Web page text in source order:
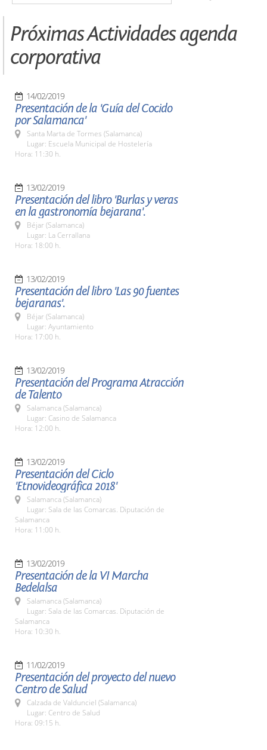
Próximas Actividades agenda
corporativa
14/02/2019
Presentación de la 'Guía del Cocido
por Salamanca'
Santa Marta de Tormes (Salamanca)
Lugar: Escuela Municipal de Hostelería
Hora: 11:30 h.
13/02/2019
Presentación del libro 'Burlas y veras
en la gastronomía bejarana'.
Béjar (Salamanca)
Lugar: La Cerrallana
Hora: 18:00 h.
13/02/2019
Presentación del libro 'Las 90 fuentes
bejaranas'.
Béjar (Salamanca)
Lugar: Ayuntamiento
Hora: 17:00 h.
13/02/2019
Presentación del Programa Atracción
de Talento
Salamanca (Salamanca)
Lugar: Casino de Salamanca
Hora: 12:00 h.
13/02/2019
Presentación del Ciclo
'Etnovideográfica 2018'
Salamanca (Salamanca)
Lugar: Sala de las Comarcas. Diputación de
Salamanca
Hora: 11:00 h.
13/02/2019
Presentación de la VI Marcha
Bedelalsa
Salamanca (Salamanca)
Lugar: Sala de las Comarcas. Diputación de
Salamanca
Hora: 10:30 h.
11/02/2019
Presentación del proyecto del nuevo
Centro de Salud
Calzada de Valdunciel (Salamanca)
Lugar: Centro de Salud
Hora: 09:15 h.